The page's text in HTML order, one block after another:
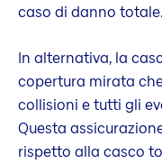
caso di danno totale.
In alternativa, la
copertura mirata
collisioni e tutti gli
Questa
rispetto alla casco